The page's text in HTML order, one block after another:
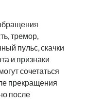
тремор,
пульс, скачки
и признаки
сочетаться
прекращения
после